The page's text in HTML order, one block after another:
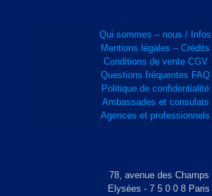
Qui sommes – nous / Infos
Mentions légales – Crédits
Conditions de vente CGV
Questions fréquentes FAQ
Politique de confidentialité
Ambassades et consulats
Agences et professionnels
78, avenue des Champs
Elysées - 7 5 0 0 8 Paris